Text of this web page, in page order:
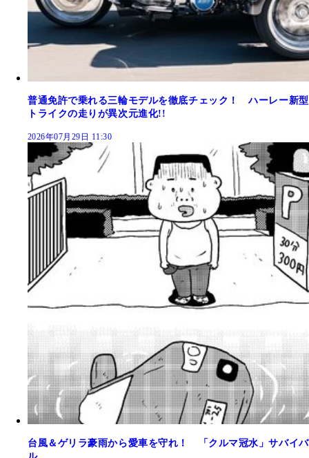
普通免許で乗れる三輪モデルを徹底チェック！ ハーレー新型
トライクの走りが異次元進化!!
2026年07月29日 11:30
台風＆ゲリラ豪雨から愛車を守れ！ 「クルマ冠水」サバイバ